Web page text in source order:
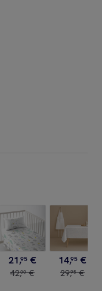
21,95 €
42,00 €
14,95 €
29,95 €